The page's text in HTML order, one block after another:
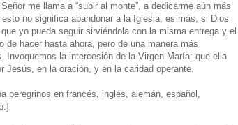
me llama a “subir al monte”, a dedicarme aún más
no significa abandonar a la Iglesia, es más, si Dios
yo pueda seguir sirviéndola con la misma entrega y el
de hacer hasta ahora, pero de una manera más
Invoquemos la intercesión de la Virgen María: que ella
Jesús, en la oración, y en la caridad operante.
peregrinos en francés, inglés, alemán, español,